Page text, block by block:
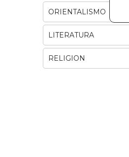
ORIENTALISMO
LITERATURA
RELIGION